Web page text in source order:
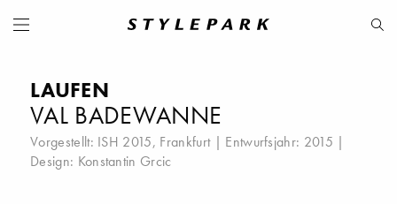
LAUFEN
VAL BADEWANNE
Vorgestellt: ISH 2015, Frankfurt| Entwurfsjahr: 2015 |
Design: Konstantin Grcic